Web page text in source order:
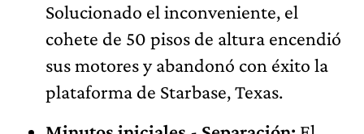
Solucionado el inconveniente, el
cohete de 50 pisos de altura encendió
sus motores y abandonó con éxito la
plataforma de Starbase, Texas.